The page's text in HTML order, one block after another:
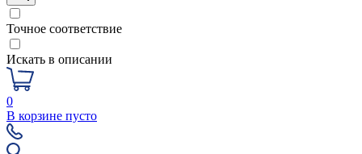
Точное соответствие
Искать в описании
0
В корзине пусто